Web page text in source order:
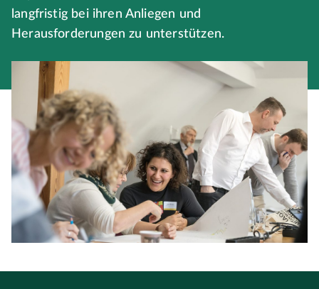
langfristig bei ihren Anliegen und
Herausforderungen zu unterstützen.